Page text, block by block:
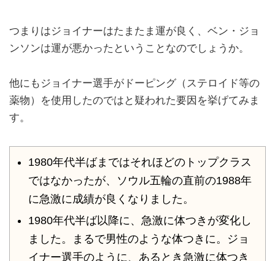
つまりはジョイナーはたまたま運が良く、ベン・ジョ
ンソンは運が悪かったということなのでしょうか。
他にもジョイナー選手がドーピング（ステロイド等の
薬物）を使用したのではと疑われた要因を挙げてみま
す。
1980年代半ばまではそれほどのトップクラス
ではなかったが、ソウル五輪の直前の1988年
に急激に成績が良くなりました。
1980年代半ば以降に、急激に体つきが変化し
ました。まるで男性のような体つきに。ジョ
イナー選手のように、あるとき急激に体つき